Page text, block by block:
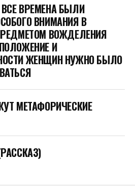
ВРЕМЕНА БЫЛИ
ВНИМАНИЯ В
ВОЖДЕЛЕНИЯ
И
ЖЕНЩИН НУЖНО БЫЛО
МЕТАФОРИЧЕСКИЕ